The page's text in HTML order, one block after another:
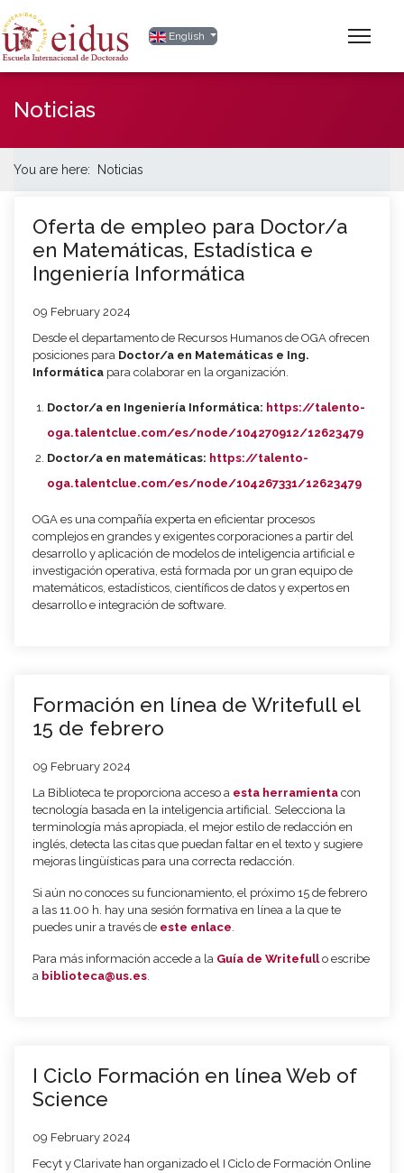
Select your language
English
Noticias
You are here: Noticias
Oferta de empleo para Doctor/a
en Matemáticas, Estadística e
Ingeniería Informática
09 February 2024
Desde el departamento de Recursos Humanos de OGA ofrecen
posiciones para Doctor/a en Matemáticas e Ing.
Informática para colaborar en la organización.
Doctor/a en Ingeniería Informática: https://talento-
oga.talentclue.com/es/node/104270912/12623479
Doctor/a en matemáticas: https://talento-
oga.talentclue.com/es/node/104267331/12623479
OGA es una compañía experta en eficientar procesos
complejos en grandes y exigentes corporaciones a partir del
desarrollo y aplicación de modelos de inteligencia artificial e
investigación operativa, está formada por un gran equipo de
matemáticos, estadísticos, científicos de datos y expertos en
desarrollo e integración de software.
Formación en línea de Writefull el
15 de febrero
09 February 2024
La Biblioteca te proporciona acceso a esta herramienta con
tecnología basada en la inteligencia artificial. Selecciona la
terminología más apropiada, el mejor estilo de redacción en
inglés, detecta las citas que puedan faltar en el texto y sugiere
mejoras lingüísticas para una correcta redacción.
Si aún no conoces su funcionamiento, el próximo 15 de febrero
a las 11.00 h. hay una sesión formativa en línea a la que te
puedes unir a través de este enlace.
Para más información accede a la Guía de Writefullo escribe
a biblioteca@us.es.
I Ciclo Formación en línea Web of
Science
09 February 2024
Fecyt y Clarivate han organizado el I Ciclo de Formación Online